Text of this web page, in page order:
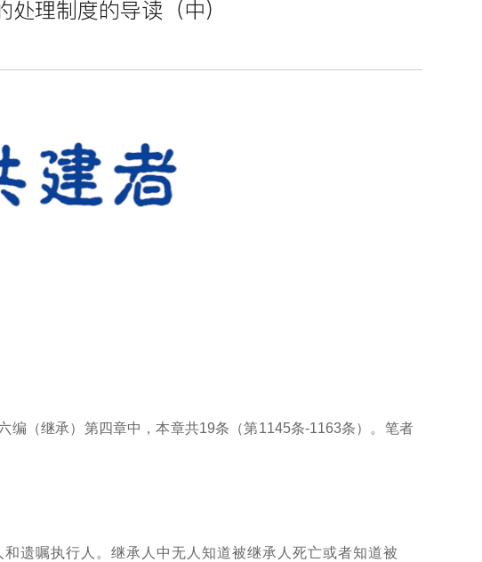
理制度的导读（中）
编（继承）第四章中，本章共19条（第1145条-1163条）。笔者
遗嘱执行人。继承人中无人知道被继承人死亡或者知道被